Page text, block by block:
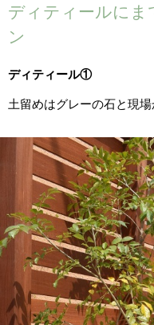
ディティールにま
ン
ディティール①
土留めはグレーの石と現